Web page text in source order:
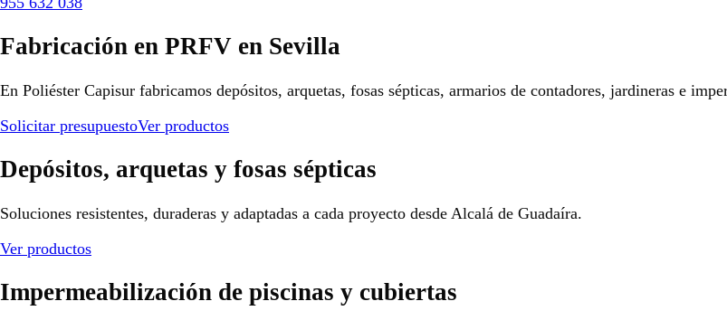
Fabricación en PRFV en Sevilla
En Poliéster Capisur fabricamos depósitos, arquetas, fosas sépticas, armarios de contadores, jardineras e
Solicitar presupuestoVer productos
Depósitos, arquetas y fosas sépticas
Soluciones resistentes, duraderas y adaptadas a cada proyecto desde Alcalá de Guadaíra.
Ver productos
Impermeabilización de piscinas y cubiertas